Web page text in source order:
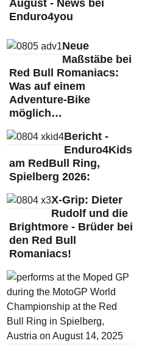
August - News bei
Enduro4you
Neue
Maßstäbe bei
Red Bull Romaniacs:
Was auf einem
Adventure-Bike
möglich…
Bericht -
Enduro4Kids
am RedBull Ring,
Spielberg 2026:
X-Grip: Dieter
Rudolf und die
Brightmore - Brüder bei
den Red Bull
Romaniacs!